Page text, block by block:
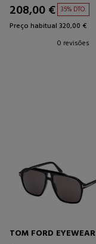
208,00 € 35% DTO.
Preço habitual 320,00 €
0 revisões
TOM FORD EYEWEAR